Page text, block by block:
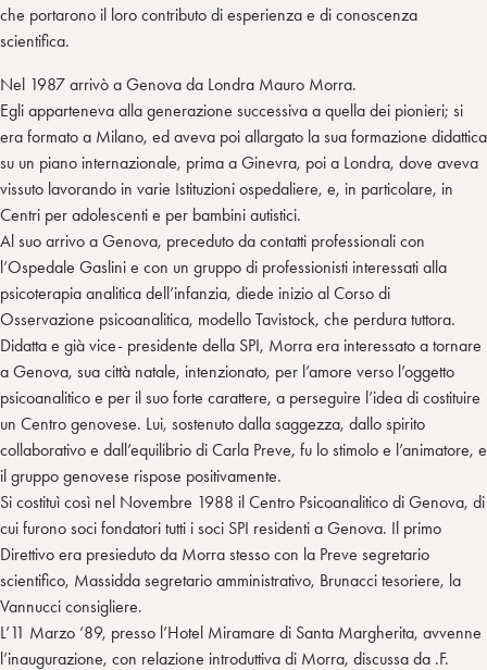
che portarono il loro contributo di esperienza e di conoscenza
scientifica.
Nel 1987 arrivò a Genova da Londra Mauro Morra.
Egli apparteneva alla generazione successiva a quella dei pionieri; si
era formato a Milano, ed aveva poi allargato la sua formazione didattica
su un piano internazionale, prima a Ginevra, poi a Londra, dove aveva
vissuto lavorando in varie Istituzioni ospedaliere, e, in particolare, in
Centri per adolescenti e per bambini autistici.
Al suo arrivo a Genova, preceduto da contatti professionali con
l’Ospedale Gaslini e con un gruppo di professionisti interessati alla
psicoterapia analitica dell’infanzia, diede inizio al Corso di
Osservazione psicoanalitica, modello Tavistock, che perdura tuttora.
Didatta e già vice- presidente della SPI, Morra era interessato a tornare
a Genova, sua città natale, intenzionato, per l’amore verso l’oggetto
psicoanalitico e per il suo forte carattere, a perseguire l’idea di costituire
un Centro genovese. Lui, sostenuto dalla saggezza, dallo spirito
collaborativo e dall’equilibrio di Carla Preve, fu lo stimolo e l’animatore, e
il gruppo genovese rispose positivamente.
Si costituì così nel Novembre 1988 il Centro Psicoanalitico di Genova, di
cui furono soci fondatori tutti i soci SPI residenti a Genova. Il primo
Direttivo era presieduto da Morra stesso con la Preve segretario
scientifico, Massidda segretario amministrativo, Brunacci tesoriere, la
Vannucci consigliere.
L’11 Marzo ’89, presso l’Hotel Miramare di Santa Margherita, avvenne
l’inaugurazione, con relazione introduttiva di Morra, discussa da .F.